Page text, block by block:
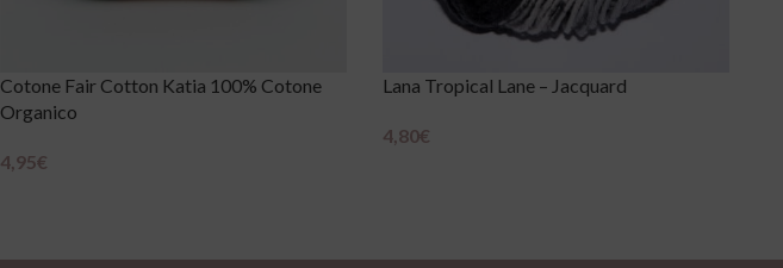
Cotone Fair Cotton Katia 100% Cotone
Organico
4,95€
Lana Tropical Lane – Jacquard
4,80€